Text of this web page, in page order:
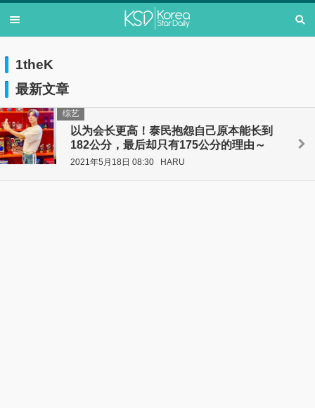
1theK
最新文章
以为会长更高！泰民抱怨自己原本能长到
182公分，最后却只有175公分的理由～
综艺
2021年5月18日 08:30 HARU